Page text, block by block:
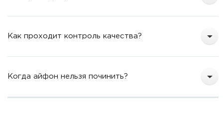
Как проходит контроль качества?
Когда айфон нельзя починить?